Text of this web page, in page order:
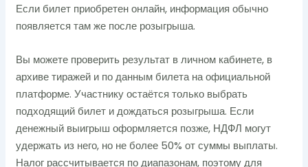
Если билет приобретен онлайн, информация обычно
появляется там же после розыгрыша.
Вы можете проверить результат в личном кабинете, в
архиве тиражей и по данным билета на официальной
платформе. Участнику остаётся только выбрать
подходящий билет и дождаться розыгрыша. Если
денежный выигрыш оформляется позже, НДФЛ могут
удержать из него, но не более 50% от суммы выплаты.
Налог рассчитывается по диапазонам, поэтому для